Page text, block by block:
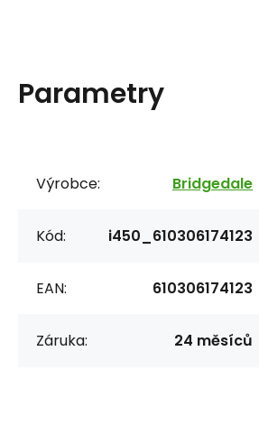
Parametry
Výrobce: Bridgedale
Kód: i450_610306174123
EAN: 610306174123
Záruka: 24 měsíců